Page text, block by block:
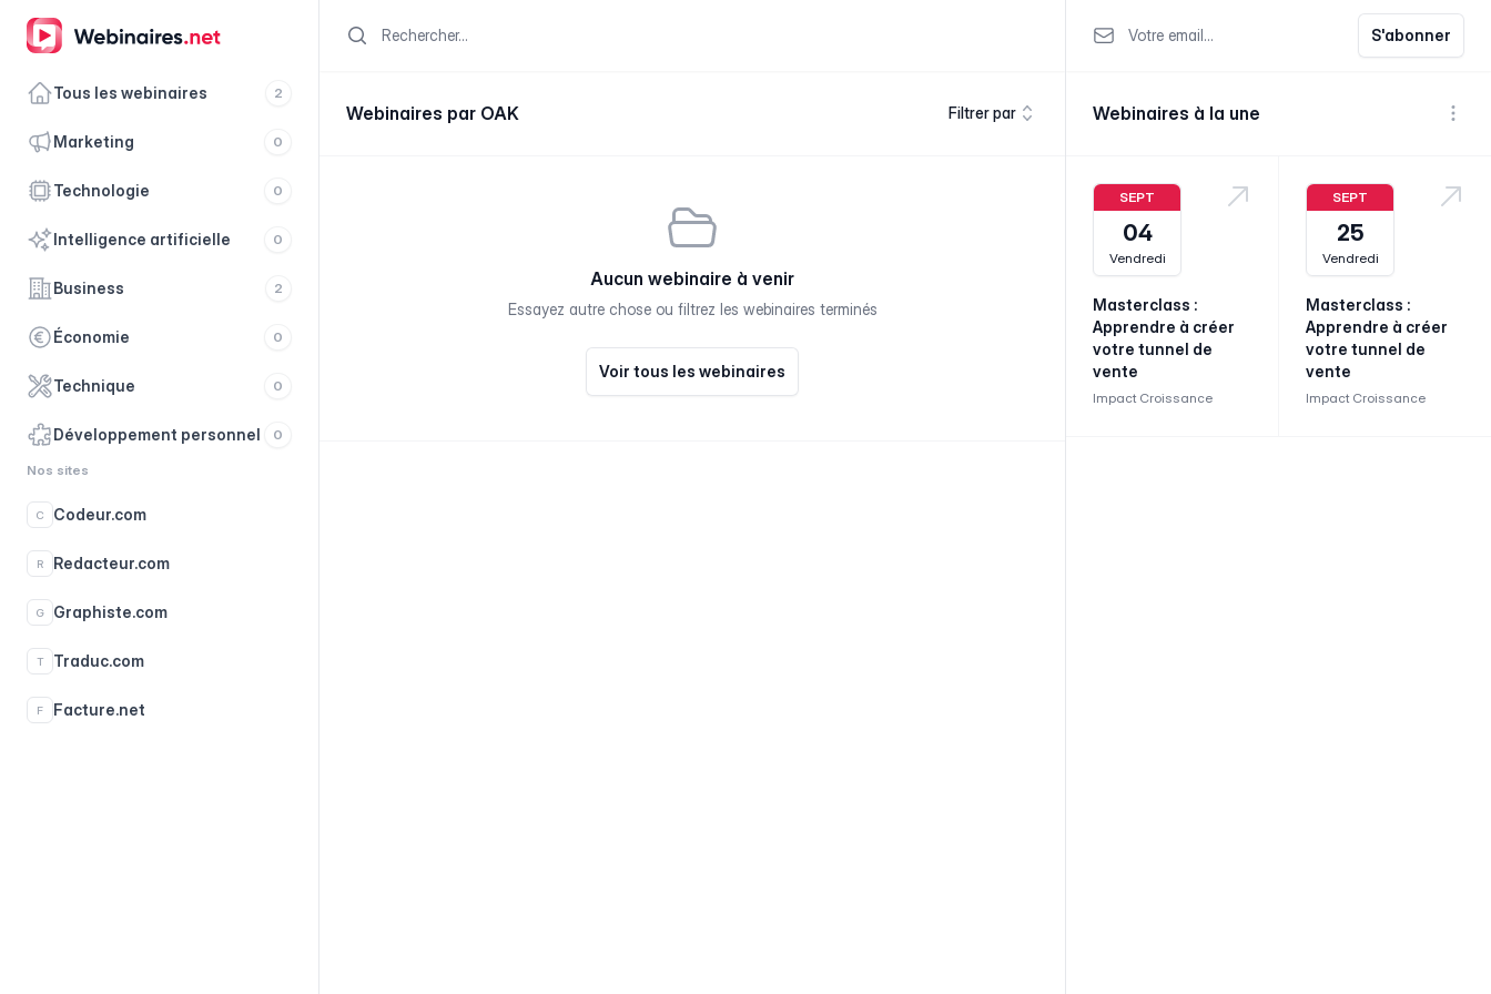
Tous les webinaires 2
marketing 0
technologie 0
intelligence artificielle 0
business 2
économie 0
technique 0
développement personnel 0
Nos sites
C Codeur.com
R Redacteur.com
G Graphiste.com
T Traduc.com
F Facture.net
Search
Webinaires par OAK Filtrer par
Aucun webinaire à venir
Essayez autre chose ou filtrez les webinaires terminés
Voir tous les webinaires
Votre email S'abonner
Webinaires à la une
Voir
SEPT
04
Vendredi
Masterclass :
Apprendre à créer
votre tunnel de
vente
Impact Croissance
SEPT
25
Vendredi
Masterclass :
Apprendre à créer
votre tunnel de
vente
Impact Croissance